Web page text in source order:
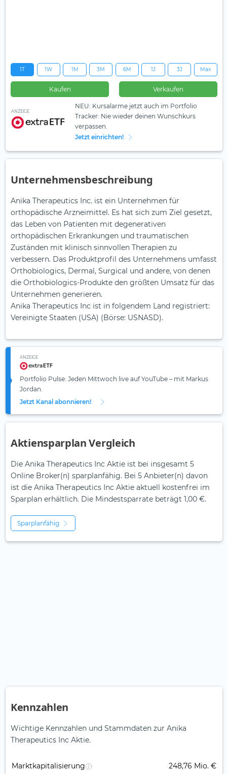
1T 1W 1M 3M 6M 1J 3J Max
Kaufen Verkaufen
ANZEIGE
NEU: Kursalarme jetzt auch im Portfolio
Tracker: Nie wieder deinen Wunschkurs
verpassen.
Jetzt einrichten!
Unternehmensbeschreibung
Anika Therapeutics Inc. ist ein Unternehmen für
orthopädische Arzneimittel. Es hat sich zum Ziel gesetzt,
das Leben von Patienten mit degenerativen
orthopädischen Erkrankungen und traumatischen
Zuständen mit klinisch sinnvollen Therapien zu
verbessern. Das Produktprofil des Unternehmens umfasst
Orthobiologics, Dermal, Surgical und andere, von denen
die Orthobiologics-Produkte den größten Umsatz für das
Unternehmen generieren.
Anika Therapeutics Inc ist in folgendem Land registriert:
Vereinigte Staaten (USA) (Börse: USNASD).
ANZEIGE
Portfolio Pulse: Jeden Mittwoch live auf YouTube – mit Markus
Jordan.
Jetzt Kanal abonnieren!
Aktiensparplan Vergleich
Die Anika Therapeutics Inc Aktie ist bei insgesamt 5
Online Broker(n) sparplanfähig. Bei 5 Anbieter(n) davon
ist die Anika Therapeutics Inc Aktie aktuell kostenfrei im
Sparplan erhältlich. Die Mindestsparrate beträgt 1,00 €.
Sparplanfähig
Kennzahlen
Wichtige Kennzahlen und Stammdaten zur Anika
Therapeutics Inc Aktie.
Marktkapitalisierung 248,76 Mio. €